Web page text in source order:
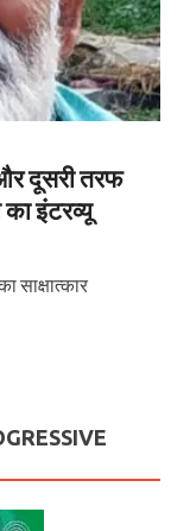
दूसरी तरफ
इंटरव्यू
साक्षात्कार